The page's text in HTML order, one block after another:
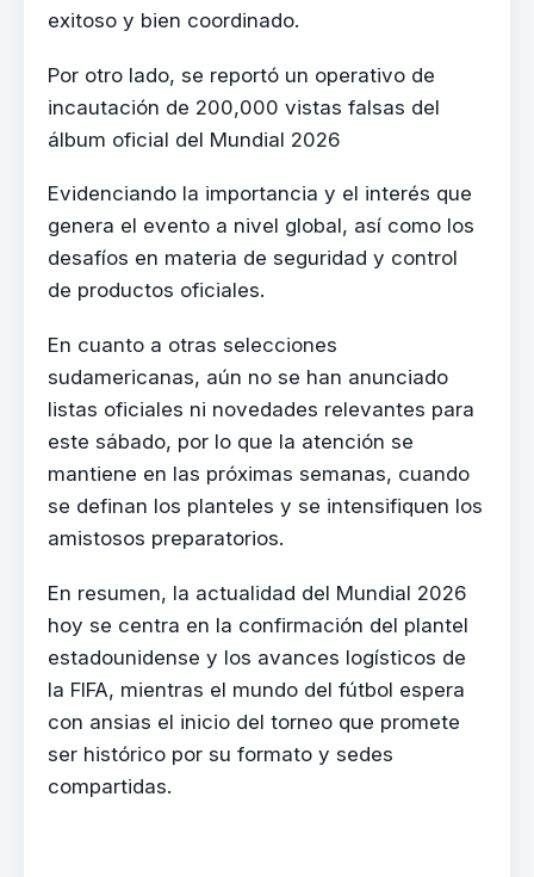
exitoso y bien coordinado.
Por otro lado, se reportó un operativo de
incautación de 200,000 vistas falsas del
álbum oficial del Mundial 2026
Evidenciando la importancia y el interés que
genera el evento a nivel global, así como los
desafíos en materia de seguridad y control
de productos oficiales.
En cuanto a otras selecciones
sudamericanas, aún no se han anunciado
listas oficiales ni novedades relevantes para
este sábado, por lo que la atención se
mantiene en las próximas semanas, cuando
se definan los planteles y se intensifiquen los
amistosos preparatorios.
En resumen, la actualidad del Mundial 2026
hoy se centra en la confirmación del plantel
estadounidense y los avances logísticos de
la FIFA, mientras el mundo del fútbol espera
con ansias el inicio del torneo que promete
ser histórico por su formato y sedes
compartidas.